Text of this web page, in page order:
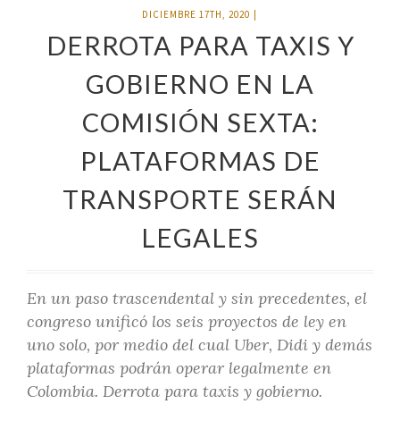
DICIEMBRE 17TH, 2020
DERROTA PARA TAXIS Y
GOBIERNO EN LA
COMISIÓN SEXTA:
PLATAFORMAS DE
TRANSPORTE SERÁN
LEGALES
En un paso trascendental y sin precedentes, el
congreso unificó los seis proyectos de ley en
uno solo, por medio del cual Uber, Didi y demás
plataformas podrán operar legalmente en
Colombia. Derrota para taxis y gobierno.